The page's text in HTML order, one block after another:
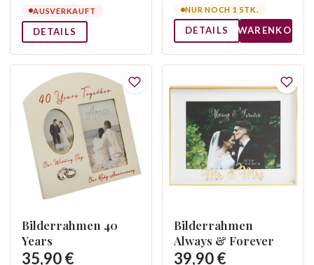
AUSVERKAUFT
DETAILS
NUR NOCH 1 STK.
DETAILS WARENKORB
Bilderrahmen 40
Years
35,90 €
Bilderrahmen
Always & Forever
39,90 €